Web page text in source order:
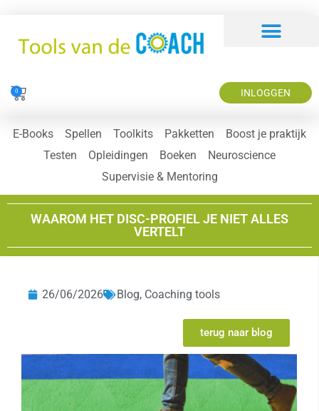
0 INLOGGEN
E-Books Spellen Toolkits Pakketten
Boost je praktijk
Testen
Opleidingen Boeken
Neuroscience
Supervisie & Mentoring
WAAROM HET DISC-PROFIEL JE NIET ALLES
VERTELT
26/06/2026 Blog, Coaching tools
terug naar blog